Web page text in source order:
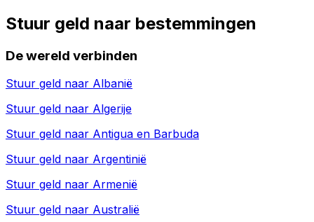
Stuur geld naar bestemmingen
De wereld verbinden
Stuur geld naar Albanië
Stuur geld naar Algerije
Stuur geld naar Antigua en Barbuda
Stuur geld naar Argentinië
Stuur geld naar Armenië
Stuur geld naar Australië